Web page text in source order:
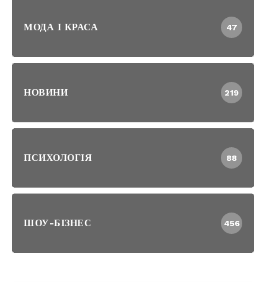
МОДА І КРАСА 47
НОВИНИ 219
ПСИХОЛОГІЯ 88
ШОУ-БІЗНЕС 456